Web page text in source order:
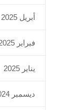
أبريل 2025
فبراير 2025
يناير 2025
ديسمبر 2024